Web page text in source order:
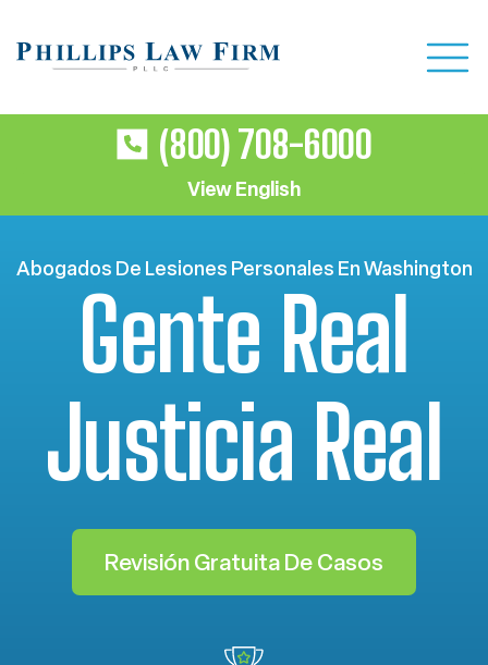
(800) 708-6000
View English
Abogados De Lesiones Personales En Washington
Gente Real
Justicia Real
Revisión Gratuita De Casos